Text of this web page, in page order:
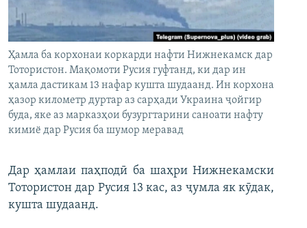
Ҳамла ба корхонаи коркарди нафти Нижнекамск дар
Тотористон. Мақомоти Русия гуфтанд, ки дар ин
ҳамла дастикам 13 нафар кушта шудаанд. Ин корхона
ҳазор километр дуртар аз сарҳади Украина ҷойгир
буда, яке аз марказҳои бузургтарини саноати нафту
кимиё дар Русия ба шумор меравад
Дар ҳамлаи паҳподӣ ба шаҳри Нижнекамски
Тотористон дар Русия 13 кас, аз ҷумла як кӯдак,
кушта шудаанд.